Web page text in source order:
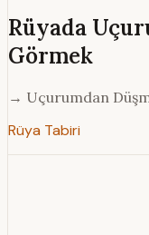
Rüyada
Görmek
→ Uçurumdan
Rüya Tabiri